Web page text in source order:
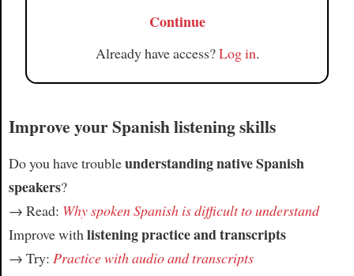
Continue
Already have access?Log in.
Improve your Spanish listening skills
Do you have troubleunderstanding native Spanish
speakers?
→ Read: Why spoken Spanish is difficult to understand
Improve with listening practice and transcripts
→ Try: Practice with audio and transcripts